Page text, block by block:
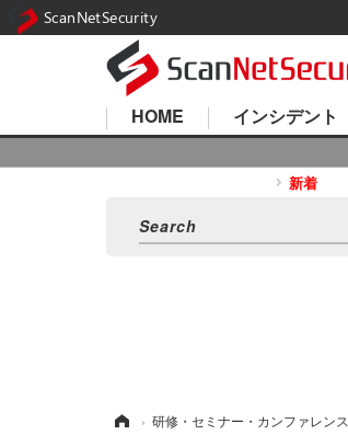
HOME インシデント
新着
› 研修・セミナー・カンファレンス
ScanNetSecurity